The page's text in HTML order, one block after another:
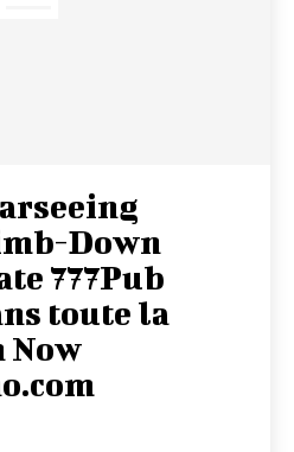
Down
777Pub
toute la
Now